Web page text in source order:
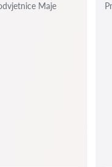
Maje